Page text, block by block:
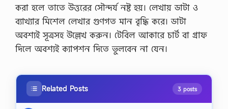
করা হলে তাতে উত্তরের সৌন্দর্য নষ্ট হয়। লেখায় ডাটা ও
ব্যাখ্যার মিশেল লেখার গুণগত মান বৃদ্ধি করে। ডাটা
অবশ্যই সূত্রসহ উল্লেখ করুন। টেবিল আকারে চার্ট বা গ্রাফ
দিলে অবশ্যই ক্যাপশন দিতে ভুলবেন না যেন।
Related Posts 3 posts